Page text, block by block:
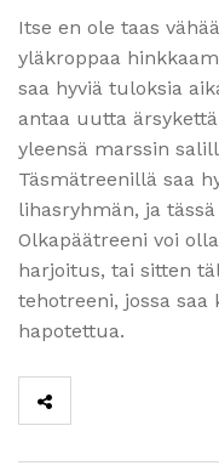
Itse en ole taas
yläkroppaa
saa hyviä tuloksia
antaa uutta
yleensä marssin
Täsmätreenillä saa
lihasryhmän, ja
Olkapäätreeni voi
harjoitus, tai sitten
tehotreeni, jossa
hapotettua.